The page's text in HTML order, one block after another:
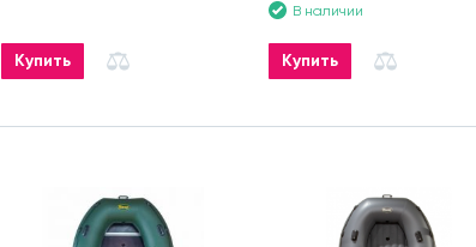
Купить
В наличии
Купить